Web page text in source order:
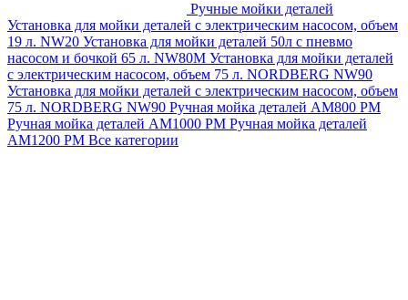
Ручные мойки деталей
Установка для мойки деталей с электрическим насосом, объем
19 л. NW20 Установка для мойки деталей 50л с пневмо
насосом и бочкой 65 л. NW80M Установка для мойки деталей
с электрическим насосом, объем 75 л. NORDBERG NW90
Установка для мойки деталей с электрическим насосом, объем
75 л. NORDBERG NW90 Ручная мойка деталей АМ800 РМ
Ручная мойка деталей АМ1000 РМ Ручная мойка деталей
АМ1200 РМ Все категории